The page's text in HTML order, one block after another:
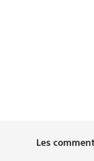
Les